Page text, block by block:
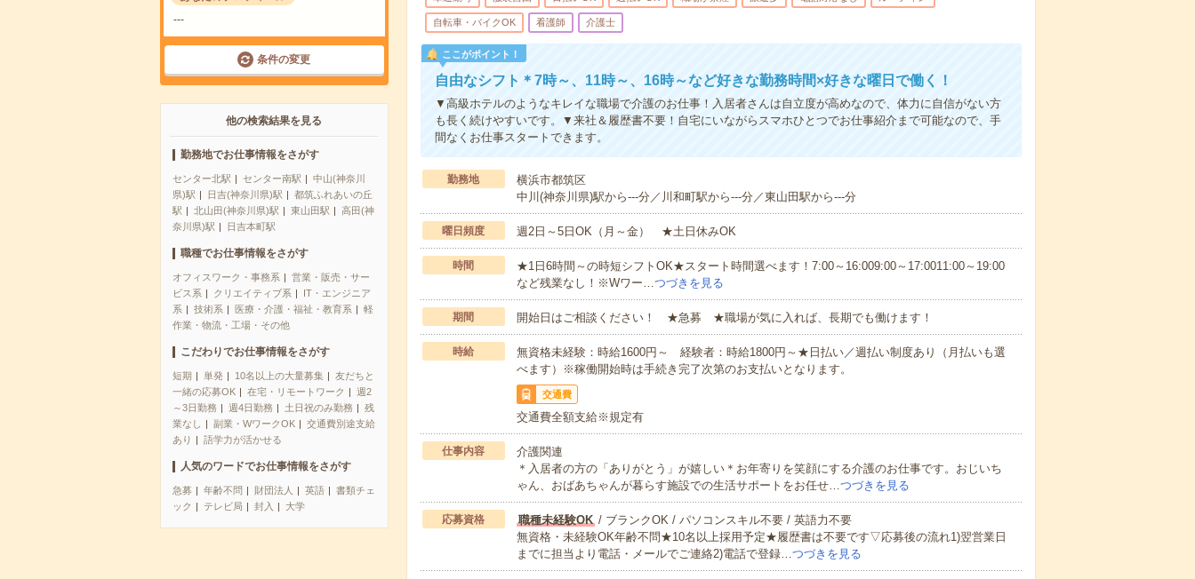
---
条件の変更
他の検索結果を見る
勤務地でお仕事情報をさがす
センター北駅 センター南駅
中山(神奈川
県)駅
日吉(神奈川県)駅
都筑ふれあいの丘
駅
北山田(神奈川県)駅 東山田駅
高田(神
奈川県)駅
日吉本町駅
職種でお仕事情報をさがす
オフィスワーク・事務系
営業・販売・サー
ビス系
クリエイティブ系
IT・エンジニア
系
技術系 医療・介護・福祉・教育系
軽
作業・物流・工場・その他
こだわりでお仕事情報をさがす
短期 単発 10名以上の大量募集
友だちと
一緒の応募OK
在宅・リモートワーク
週2
～3日勤務
週4日勤務 土日祝のみ勤務
残
業なし
副業・WワークOK
交通費別途支給
あり
語学力が活かせる
人気のワードでお仕事情報をさがす
急募 年齢不問 財団法人 英語
書類チェ
ック
テレビ局 封入 大学
自転車・バイクOK 看護師 介護士
ここがポイント！
自由なシフト＊7時～、11時～、16時～など好きな勤務時間×好きな曜日で働く！
▼高級ホテルのようなキレイな職場で介護のお仕事！入居者さんは自立度が高めなので、体力に自信がない方
も長く続けやすいです。▼来社＆履歴書不要！自宅にいながらスマホひとつでお仕事紹介まで可能なので、手
間なくお仕事スタートできます。
勤務地
横浜市都筑区
中川(神奈川県)駅から---分／川和町駅から---分／東山田駅から---分
曜日頻度 週2日～5日OK（月～金） ★土日休みOK
時間
★1日6時間～の時短シフトOK★スタート時間選べます！7:00～16:009:00～17:0011:00～19:00
など残業なし！※Wワー…つづきを見る
期間 開始日はご相談ください！ ★急募 ★職場が気に入れば、長期でも働けます！
時給
無資格未経験：時給1600円～ 経験者：時給1800円～★日払い／週払い制度あり（月払いも選
べます）※稼働開始時は手続き完了次第のお支払いとなります。
交通費
交通費全額支給※規定有
仕事内容
介護関連
＊入居者の方の「ありがとう」が嬉しい＊お年寄りを笑顔にする介護のお仕事です。おじいち
ゃん、おばあちゃんが暮らす施設での生活サポートをお任せ…つづきを見る
応募資格 職種未経験OK/ ブランクOK / パソコンスキル不要 / 英語力不要
無資格・未経験OK年齢不問★10名以上採用予定★履歴書は不要です▽応募後の流れ1)翌営業日
までに担当より電話・メールでご連絡2)電話で登録…つづきを見る